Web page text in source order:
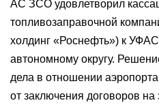
АС ЗСО удовлетворил
топливозаправочной
холдинг «Роснефть») к
автономному округу.
дела в отношении
от заключения договоров